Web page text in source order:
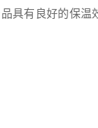
具有良好的保